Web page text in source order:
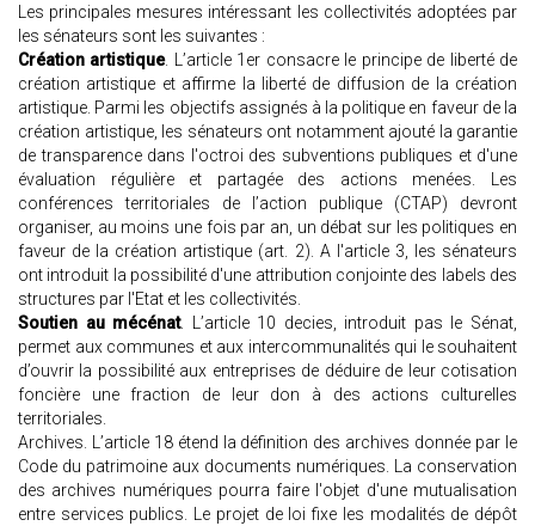
Les principales mesures intéressant les collectivités adoptées par
les sénateurs sont les suivantes :
Création artistique. L’article 1er consacre le principe de liberté de
création artistique et affirme la liberté de diffusion de la création
artistique. Parmi les objectifs assignés à la politique en faveur de la
création artistique, les sénateurs ont notamment ajouté la garantie
de transparence dans l'octroi des subventions publiques et d'une
évaluation régulière et partagée des actions menées. Les
conférences territoriales de l’action publique (CTAP) devront
organiser, au moins une fois par an, un débat sur les politiques en
faveur de la création artistique (art. 2). A l'article 3, les sénateurs
ont introduit la possibilité d'une attribution conjointe des labels des
structures par l'Etat et les collectivités.
Soutien au mécénat. L’article 10 decies, introduit pas le Sénat,
permet aux communes et aux intercommunalités qui le souhaitent
d’ouvrir la possibilité aux entreprises de déduire de leur cotisation
foncière une fraction de leur don à des actions culturelles
territoriales.
Archives. L’article 18 étend la définition des archives donnée par le
Code du patrimoine aux documents numériques. La conservation
des archives numériques pourra faire l'objet d'une mutualisation
entre services publics. Le projet de loi fixe les modalités de dépôt